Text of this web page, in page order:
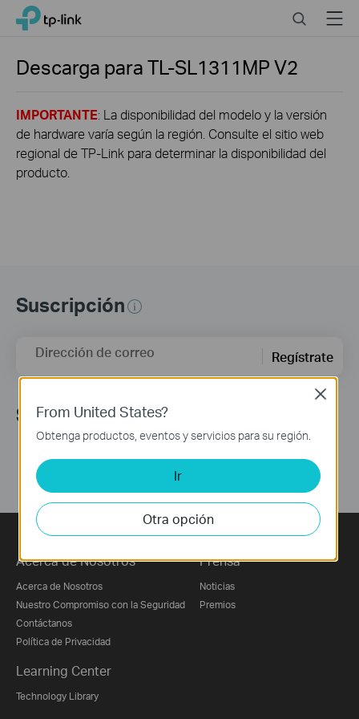
Click
navigation
TP-Link, Reliably Smart SearchMenu
Descarga paraTL-SL1311MPV2
IMPORTANTE: La disponibilidad del modelo y la versión
de hardware varía según la región. Consulte el sitio web
regional de TP-Link para determinar la disponibilidad del
producto.
Suscripción
Dirección de correo Regístrate
Síguenos
Acerca de Nosotros
Acerca de Nosotros
Nuestro Compromiso con la Seguridad
Contáctanos
Política de Privacidad
Prensa
Noticias
Premios
Learning Center
Technology Library
From United States?
Obtenga productos, eventos y servicios para su región.
Ir
Otra opción
Close